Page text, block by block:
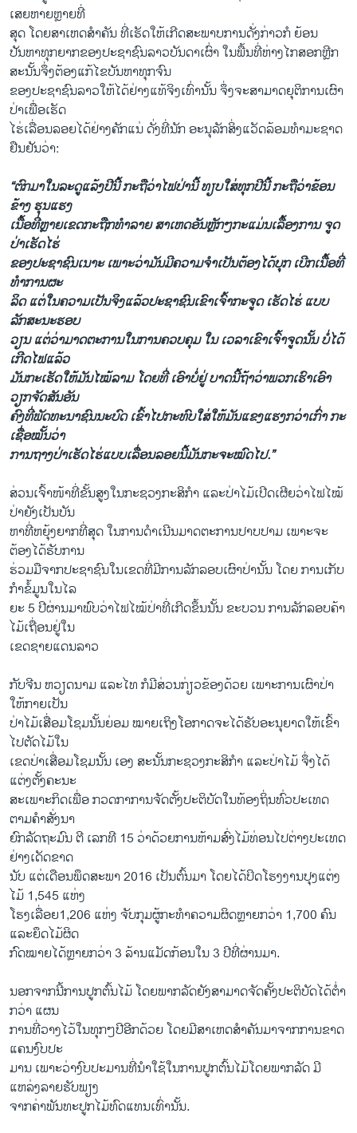
ເສຍຫາຍຫຼາຍທີ່
ສຸດ ໂດຍສາເຫດສຳຄັນ ທີ່ເຮັດໃຫ້ເກີດສະພາບການດັ່ງກ່າວກໍ ຍ້ອນ
ປັນຫາທຸກຍາກຂອງປະຊາຊົນລາວບັນດາເຜົ່າ ໃນພື້ນທີ່ຫ່າງໄກສອກຫຼີກ
ສະນັ້ນຈຶ່ງຕ້ອງແກ້ໄຂບັນຫາທຸກຈົນ
ຂອງປະຊາຊົນລາວໃຫ້ໄດ້ຢ່າງແທ້ຈິງເທົ່ານັ້ນ ຈຶ່ງຈະສາມາດຍຸຕິການເຜົາ
ປ່າເພື່ອເຮັດ
ໄຮ່ເລື່ອນລອຍໄດ້ຢ່າງຄັກແນ່ ດັ່ງທີ່ນັກ ອະນຸລັກສິ່ງແວັດລ້ອມທຳມະຊາດ
ຢືນຢັນວ່າ:
“ຕົກມາໃນລະດູແລ້ງປີນີ້ ກະຖືວ່າໄຟປ່ານີ້ ທຽບໃສ່ທຸກປີນີ້ ກະຖືວ່າຂ້ອນ
ຂ້າງ ຮຸນແຮງ
ເນື້ອທີ່ຫຼາຍເຂດກະຖືກທຳລາຍ ສາເຫດອັນຫຼັກໆກະແມ່ນເລື້ອງການ ຈູດ
ປ່າເຮັດໄຮ່
ຂອງປະຊາຊົນເນາະ ເພາະວ່າມັນມີຄວາມຈຳເປັນຕ້ອງໄດ້ບຸກ ເບີກເນື້ອທີ່
ທຳການຜະ
ລິດ ແຕ່ໃນຄວາມເປັນຈິງແລ້ວປະຊາຊົນເຂົາເຈົ້າກະຈູດ ເຮັດໄຮ່ ແບບ
ລັກສະນະຮອບ
ວຽນ ແຕ່ວ່າມາດຕະການໃນການຄວບຄຸມ ໃນ ເວລາເຂົາເຈົ້າຈູດນັ້ນ ບໍ່ໄດ້
ເກີດໄຟແລ້ວ
ມັນກະເຮັດໃຫ້ມັນໄໝ້ລາມ ໂດຍທີ່ ເອົາບໍ່ຢູ່ ບາດນີ້ຖ້າວ່າພວກເຮົາເອົາ
ວຽກຈັດສັນອັນ
ຄົງທີ່ພັດທະນາຊົນນະບົດ ເຂົ້າໄປກະທົບໃສ່ໃຫ້ມັນແຂງແຮງກວ່າເກົ່າ ກະ
ເຊື່ອໝັ້ນວ່າ
ການຖາງປ່າເຮັດໄຮ່ແບບເລື່ອນລອຍນີ້ມັນກະຈະໝົດໄປ.”
ສ່ວນເຈົ້າໜ້າທີ່ຂັ້ນສູງໃນກະຊວງກະສິກຳ ແລະປ່າໄມ້ເປີດເຜີຍວ່າໄຟໄໝ້
ປ່າຍັງເປັນບັນ
ຫາທີ່ຫຍຸ້ງຍາກທີ່ສຸດ ໃນການດຳເນີນມາດຕະການປາບປາມ ເພາະຈະ
ຕ້ອງໄດ້ຮັບການ
ຮ່ວມມືຈາກປະຊາຊົນໃນເຂດທີ່ມີການລັກລອບເຜົາປ່ານັ້ນ ໂດຍ ການເກັບ
ກໍາຂໍ້ມູນໃນໄລ
ຍະ 5 ປີຜ່ານມາພົບວ່າໄຟໄໝ້ປ່າທີ່ເກີດຂຶ້ນນັ້ນ ຂະບວນ ການລັກລອບຄ້າ
ໄມ້ເຖື່ອນຢູ່ໃນ
ເຂດຊາຍແດນລາວ
ກັບຈີນ ຫວຽດນາມ ແລະໄທ ກໍມີສ່ວນກ່ຽວຂ້ອງດ້ວຍ ເພາະການເຜົາປ່າ
ໃຫ້ກາຍເປັນ
ປ່າໄມ້ເສື່ອມໂຊມນັ້ນຍ່ອມ ໝາຍເຖິງໂອກາດຈະໄດ້ຮັບອະນຸຍາດໃຫ້ເຂົ້າ
ໄປຕັດໄມ້ໃນ
ເຂດປ່າເສື່ອມໂຊມນັ້ນ ເອງ ສະນັ້ນກະຊວງກະສິກຳ ແລະປ່າໄມ້ ຈຶ່ງໄດ້
ແຕ່ງຕັ້ງຄະນະ
ສະເພາະກິດເພື່ອ ກວດກາການຈັດຕັ້ງປະຕິບັດໃນທ້ອງຖິ່ນທົ່ວປະເທດ
ຕາມຄຳສັ່ງນາ
ຍົກລັດຖະມົນ ຕີ ເລກທີ 15 ວ່າດ້ວຍການຫ້າມສົ່ງໄມ້ທ່ອນໄປຕ່າງປະເທດ
ຢ່າງເດັດຂາດ
ນັບ ແຕ່ເດືອນພຶດສະພາ 2016 ເປັນຕົ້ນມາ ໂດຍໄດ້ປິດໂຮງງານປຸງແຕ່ງ
ໄມ້ 1,545 ແຫ່ງ
ໂຮງເລື່ອຍ1,206 ແຫ່ງ ຈັບກຸມຜູ້ກະທໍາຄວາມຜິດຫຼາຍກວ່າ 1,700 ຄົນ
ແລະຍຶດໄມ້ຜິດ
ກົດໝາຍໄດ້ຫຼາຍກວ່າ 3 ລ້ານແມັດກ້ອນໃນ 3 ປີທີ່ຜ່ານມາ.
ນອກຈາກນີ້ການປູກຕົ້ນໄມ້ ໂດຍພາກລັດຍັງສາມາດຈັດຄັ້ງປະຕິບັດໄດ້ຕໍ່າ
ກວ່າ ແຜນ
ການທີ່ວາງໄວ້ໃນທຸກໆປີອີກດ້ວຍ ໂດຍມີສາເຫດສຳຄັນມາຈາກການຂາດ
ແຄນງົບປະ
ມານ ເພາະວ່າງົບປະມານທີ່ນຳໃຊ້ໃນການປູກຕົ້ນໄມ້ໂດຍພາກລັດ ມີ
ແຫລ່ງລາຍຮັບພຽງ
ຈາກຄ່າພັນທະປູກໄມ້ທົດແທນເທົ່ານັ້ນ.